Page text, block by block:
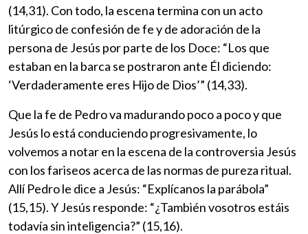
(14,31). Con todo, la escena termina con un acto
litúrgico de confesión de fe y de adoración de la
persona de Jesús por parte de los Doce: “Los que
estaban en la barca se postraron ante Él diciendo:
‘Verdaderamente eres Hijo de Dios’” (14,33).
Que la fe de Pedro va madurando poco a poco y que
Jesús lo está conduciendo progresivamente, lo
volvemos a notar en la escena de la controversia Jesús
con los fariseos acerca de las normas de pureza ritual.
Allí Pedro le dice a Jesús: “Explícanos la parábola”
(15,15). Y Jesús responde: “¿También vosotros estáis
todavía sin inteligencia?” (15,16).